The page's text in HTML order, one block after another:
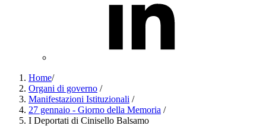
Home/
Organi di governo /
Manifestazioni Istituzionali /
27 gennaio - Giorno della Memoria /
I Deportati di Cinisello Balsamo